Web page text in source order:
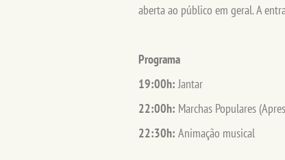
aberta ao público em geral. A
Programa
19:00h:Jantar
22:00h: Marchas Populares
22:30h: Animação musical